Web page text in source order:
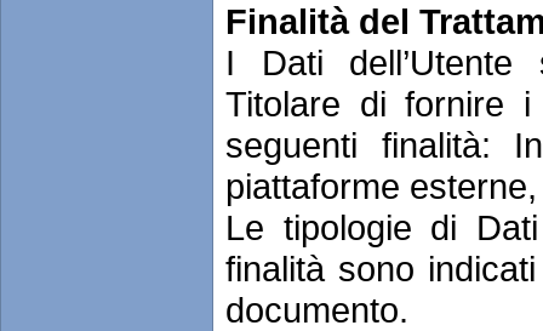
Finalità del
I Dati
Titolare di fornire
seguenti finalità:
piattaforme
Le tipologie di
finalità sono
documento.